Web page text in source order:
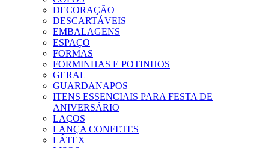
DECORAÇÃO
DESCARTÁVEIS
EMBALAGENS
ESPAÇO
FORMAS
FORMINHAS E POTINHOS
GERAL
GUARDANAPOS
ITENS ESSENCIAIS PARA FESTA DE
ANIVERSÁRIO
LAÇOS
LANÇA CONFETES
LÁTEX